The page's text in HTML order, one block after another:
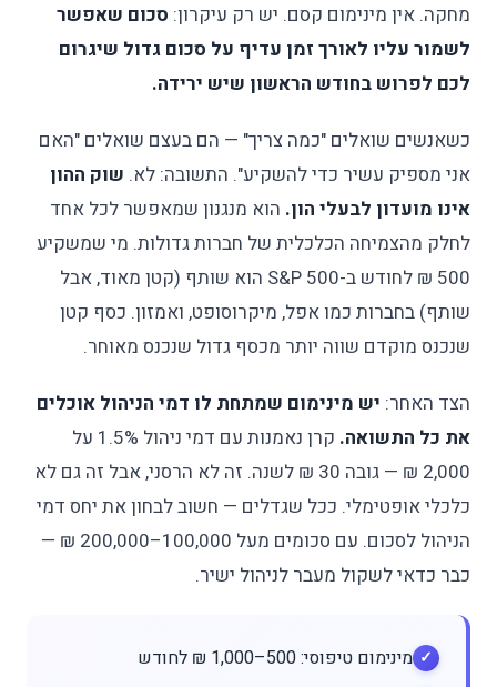
מחקה. אין מינימום קסם. יש רק עיקרון: סכום שאפשר
לשמור עליו לאורך זמן עדיף על סכום גדול שיגרום
לכם לפרוש בחודש הראשון שיש ירידה.
כשאנשים שואלים "כמה צריך" — הם בעצם שואלים "האם
אני מספיק עשיר כדי להשקיע". התשובה: לא. שוק ההון
אינו מועדון לבעלי הון. הוא מנגנון שמאפשר לכל אחד
לחלק מהצמיחה הכלכלית של חברות גדולות. מי שמשקיע
500 ₪ לחודש ב-S&P 500 הוא שותף (קטן מאוד, אבל
שותף) בחברות כמו אפל, מיקרוסופט, ואמזון. כסף קטן
שנכנס מוקדם שווה יותר מכסף גדול שנכנס מאוחר.
הצד האחר: יש מינימום שמתחת לו דמי הניהול אוכלים
את כל התשואה.
קרן נאמנות עם דמי ניהול 1.5% על
2,000 ₪ — גובה 30 ₪ לשנה. זה לא הרסני, אבל זה גם לא
כלכלי אופטימלי. ככל שגדלים — חשוב לבחון את יחס דמי
הניהול לסכום. עם סכומים מעל 100,000–200,000 ₪ —
כבר כדאי לשקול מעבר לניהול ישיר.
מינימום טיפוסי: 500–1,000 ₪ לחודש